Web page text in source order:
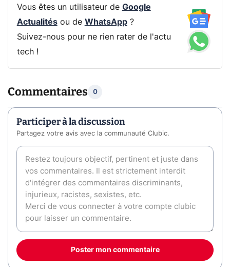
Vous êtes un utilisateur de Google
Actualitésou de WhatsApp?
Suivez-nous pour ne rien rater de l'actu
tech !
Commentaires 0
Participer à la discussion
Partagez votre avis avec la communauté Clubic.
Poster mon commentaire